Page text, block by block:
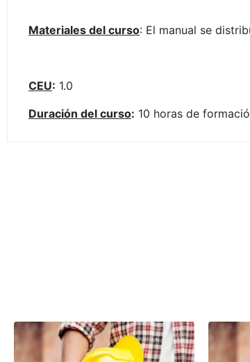
Materiales del curso: El manual se
CEU: 1.0
Duración del curso: 10 horas de